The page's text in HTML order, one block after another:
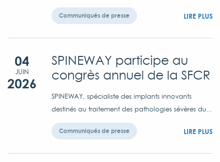
Communiqués de presse LIRE PLUS
04
JUIN
2026
SPINEWAY participe au
congrès annuel de la SFCR
SPINEWAY, spécialiste des implants innovants
destinés au traitement des pathologies sévères du...
Communiqués de presse LIRE PLUS